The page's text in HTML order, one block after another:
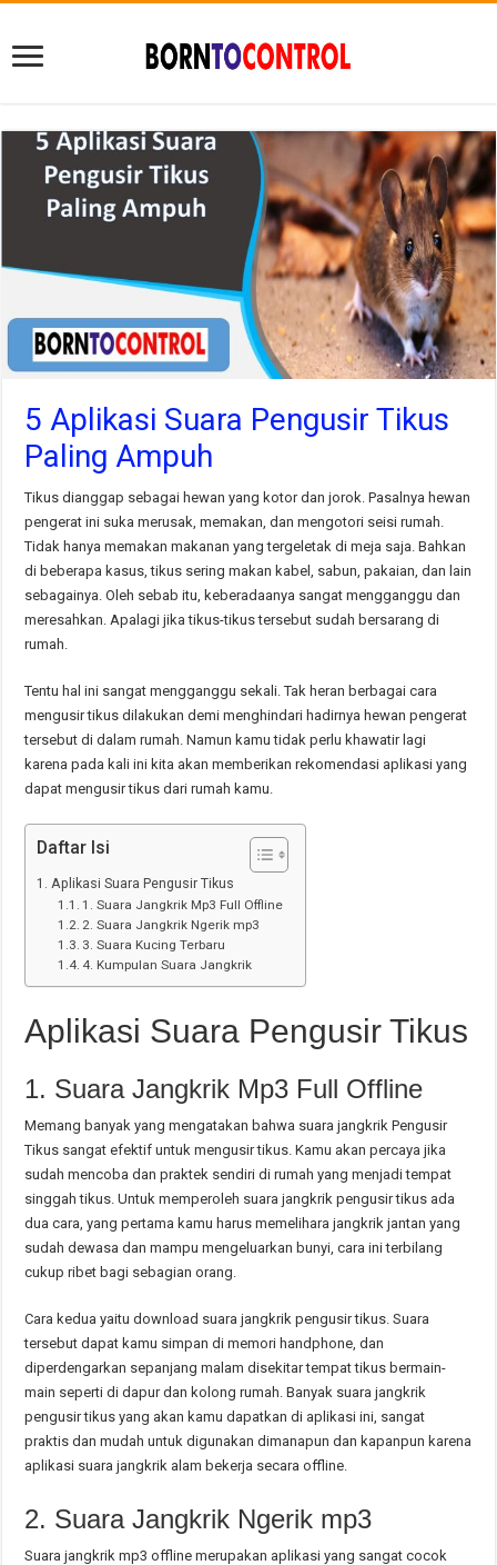
5 Aplikasi Suara Pengusir Tikus
Paling Ampuh
Tikus dianggap sebagai hewan yang kotor dan jorok. Pasalnya hewan
pengerat ini suka merusak, memakan, dan mengotori seisi rumah.
Tidak hanya memakan makanan yang tergeletak di meja saja. Bahkan
di beberapa kasus, tikus sering makan kabel, sabun, pakaian, dan lain
sebagainya. Oleh sebab itu, keberadaanya sangat mengganggu dan
meresahkan. Apalagi jika tikus-tikus tersebut sudah bersarang di
rumah.
Tentu hal ini sangat mengganggu sekali. Tak heran berbagai cara
mengusir tikus dilakukan demi menghindari hadirnya hewan pengerat
tersebut di dalam rumah. Namun kamu tidak perlu khawatir lagi
karena pada kali ini kita akan memberikan rekomendasi aplikasi yang
dapat mengusir tikus dari rumah kamu.
Daftar Isi
Aplikasi Suara Pengusir Tikus
1. Suara Jangkrik Mp3 Full Offline
2. Suara Jangkrik Ngerik mp3
3. Suara Kucing Terbaru
4. Kumpulan Suara Jangkrik
Aplikasi Suara Pengusir Tikus
1. Suara Jangkrik Mp3 Full Offline
Memang banyak yang mengatakan bahwa suara jangkrik Pengusir
Tikus sangat efektif untuk mengusir tikus. Kamu akan percaya jika
sudah mencoba dan praktek sendiri di rumah yang menjadi tempat
singgah tikus. Untuk memperoleh suara jangkrik pengusir tikus ada
dua cara, yang pertama kamu harus memelihara jangkrik jantan yang
sudah dewasa dan mampu mengeluarkan bunyi, cara ini terbilang
cukup ribet bagi sebagian orang.
Cara kedua yaitu download suara jangkrik pengusir tikus. Suara
tersebut dapat kamu simpan di memori handphone, dan
diperdengarkan sepanjang malam disekitar tempat tikus bermain-
main seperti di dapur dan kolong rumah. Banyak suara jangkrik
pengusir tikus yang akan kamu dapatkan di aplikasi ini, sangat
praktis dan mudah untuk digunakan dimanapun dan kapanpun karena
aplikasi suara jangkrik alam bekerja secara offline.
2. Suara Jangkrik Ngerik mp3
Suara jangkrik mp3 offline merupakan aplikasi yang sangat cocok